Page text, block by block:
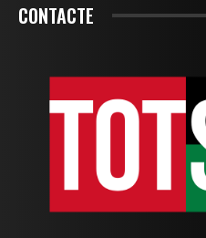
CONTACTE